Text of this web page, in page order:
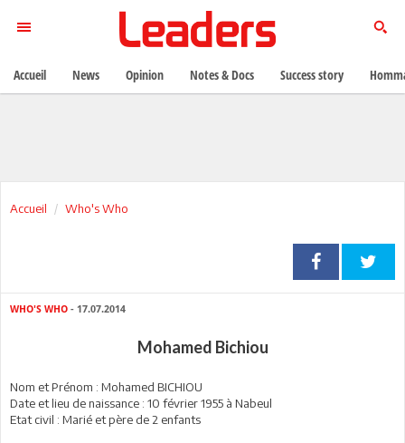
Accueil Who's Who
WHO'S WHO - 17.07.2014
Mohamed Bichiou
Nom et Prénom : Mohamed BICHIOU
Date et lieu de naissance : 10 février 1955 à Nabeul
Etat civil : Marié et père de 2 enfants
Accueil News Opinion Notes & Docs Success story